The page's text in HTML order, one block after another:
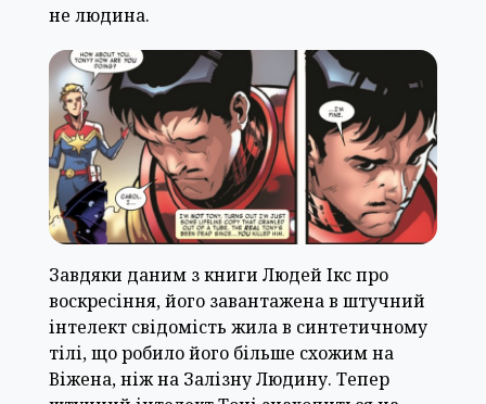
не людина.
Завдяки даним з книги Людей Ікс про
воскресіння, його завантажена в штучний
інтелект свідомість жила в синтетичному
тілі, що робило його більше схожим на
Віжена, ніж на Залізну Людину. Тепер